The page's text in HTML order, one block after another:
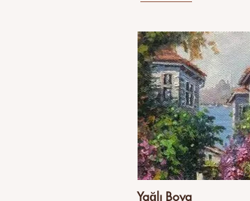
Yağlı Boya